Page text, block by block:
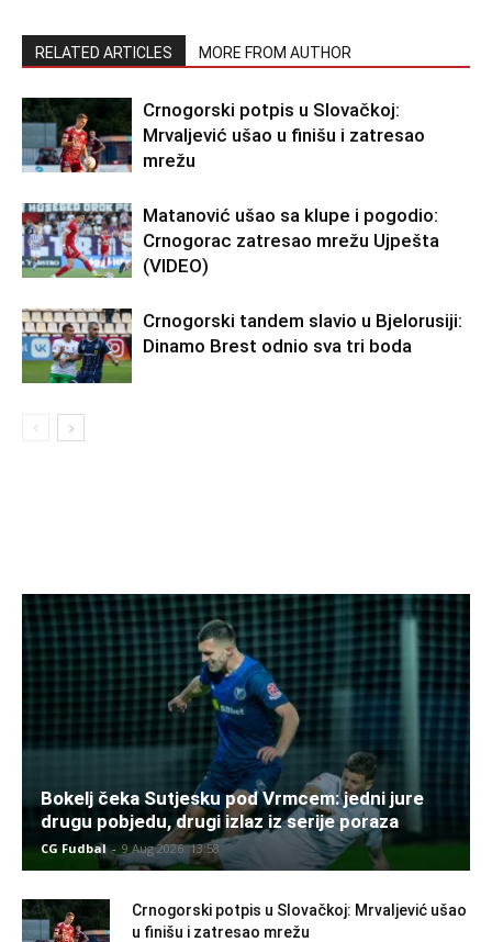
RELATED ARTICLES MORE FROM AUTHOR
Crnogorski potpis u Slovačkoj:
Mrvaljević ušao u finišu i zatresao
mrežu
Matanović ušao sa klupe i pogodio:
Crnogorac zatresao mrežu Ujpešta
(VIDEO)
Crnogorski tandem slavio u Bjelorusiji:
Dinamo Brest odnio sva tri boda
Bokelj čeka Sutjesku pod Vrmcem: jedni jure
drugu pobjedu, drugi izlaz iz serije poraza
CG Fudbal - 9 Aug 2026. 13:58
Crnogorski potpis u Slovačkoj: Mrvaljević ušao
u finišu i zatresao mrežu